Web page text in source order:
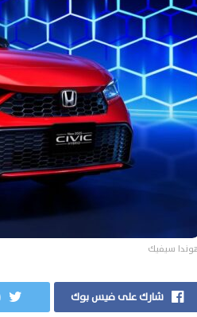
سيفيك
شارك على فيس بوك